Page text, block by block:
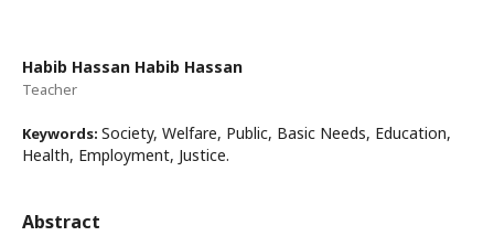
Habib Hassan Habib Hassan
Teacher
Keywords: Society, Welfare, Public, Basic Needs, Education,
Health, Employment, Justice.
Abstract